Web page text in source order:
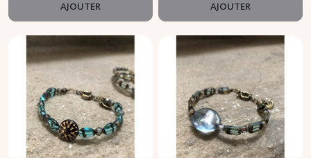
AJOUTER AJOUTER